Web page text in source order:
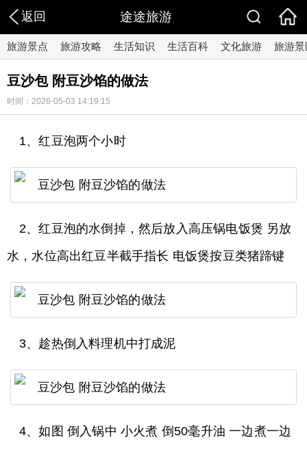
返回 途途旅游
旅游景点 旅游攻略 生活知识 生活百科 文化旅游 旅游景
豆沙包 附豆沙馅的做法
时间：2026-05-03 14:19:15
1、红豆泡两个小时
2、红豆泡的水倒掉，然后放入高压锅电饭煲 另放
水，水位高出红豆半截手指长 电饭煲按豆类猪蹄键
3、趁热倒入料理机中打成泥
4、如图 倒入锅中 小火煮 倒50毫升油 一边煮一边